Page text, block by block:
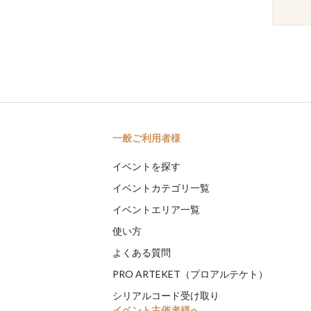
一般ご利用者様
イベントを探す
イベントカテゴリ一覧
イベントエリア一覧
使い方
よくある質問
PRO ARTEKET（プロアルテケト）
シリアルコード受け取り